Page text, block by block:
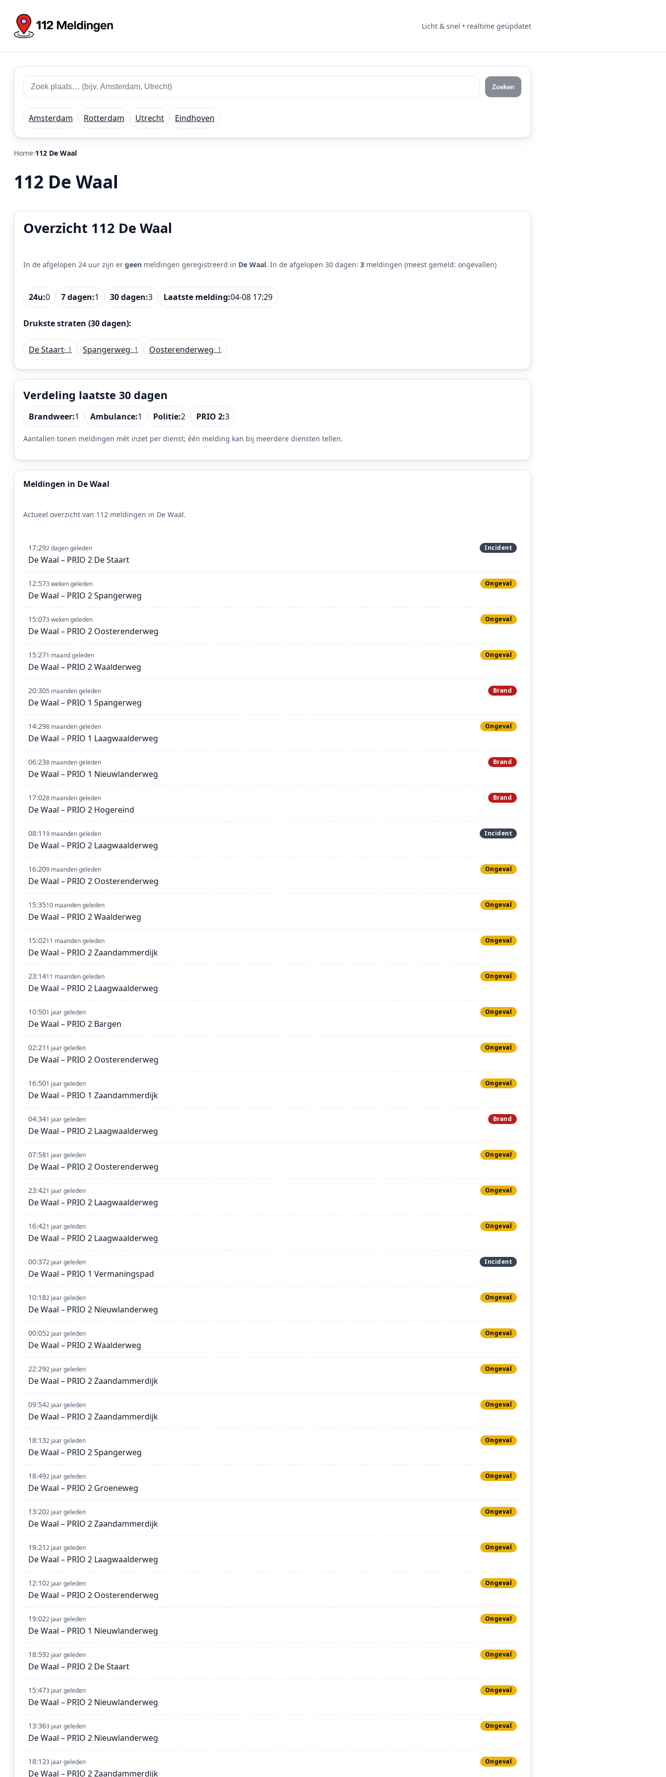
Licht & snel • realtime geüpdatet
Zoek
112
meldingen
Zoek
plaats
regio
Zoeken
Amsterdam Rotterdam Utrecht Eindhoven
Home 112 De Waal
112 De Waal
Overzicht 112 De Waal
In de afgelopen 24 uur zijn er geen meldingen geregistreerd in De Waal. In de afgelopen 30 dagen: 3 meldingen (meest gemeld: ongevallen)
24u:0 7 dagen:1 30 dagen:3 Laatste melding:04-08 17:29
Drukste straten (30 dagen):
De Staart· 1 Spangerweg· 1 Oosterenderweg· 1
Verdeling laatste 30 dagen
Brandweer:1 Ambulance:1 Politie:2 PRIO 2:3
Aantallen tonen meldingen mét inzet per dienst; één melding kan bij meerdere diensten tellen.
Meldingen in De Waal
Actueel overzicht van 112 meldingen in De Waal.
17:292 dagen geleden Incident
De Waal – PRIO 2 De Staart
12:573 weken geleden Ongeval
De Waal – PRIO 2 Spangerweg
15:073 weken geleden Ongeval
De Waal – PRIO 2 Oosterenderweg
15:271 maand geleden Ongeval
De Waal – PRIO 2 Waalderweg
20:305 maanden geleden Brand
De Waal – PRIO 1 Spangerweg
14:298 maanden geleden Ongeval
De Waal – PRIO 1 Laagwaalderweg
06:238 maanden geleden Brand
De Waal – PRIO 1 Nieuwlanderweg
17:028 maanden geleden Brand
De Waal – PRIO 2 Hogereind
08:119 maanden geleden Incident
De Waal – PRIO 2 Laagwaalderweg
16:209 maanden geleden Ongeval
De Waal – PRIO 2 Oosterenderweg
15:3510 maanden geleden Ongeval
De Waal – PRIO 2 Waalderweg
15:0211 maanden geleden Ongeval
De Waal – PRIO 2 Zaandammerdijk
23:1411 maanden geleden Ongeval
De Waal – PRIO 2 Laagwaalderweg
10:501 jaar geleden Ongeval
De Waal – PRIO 2 Bargen
02:21 1 jaar geleden Ongeval
De Waal – PRIO 2 Oosterenderweg
16:501 jaar geleden Ongeval
De Waal – PRIO 1 Zaandammerdijk
04:341 jaar geleden Brand
De Waal – PRIO 2 Laagwaalderweg
07:581 jaar geleden Ongeval
De Waal – PRIO 2 Oosterenderweg
23:421 jaar geleden Ongeval
De Waal – PRIO 2 Laagwaalderweg
16:421 jaar geleden Ongeval
De Waal – PRIO 2 Laagwaalderweg
00:372 jaar geleden Incident
De Waal – PRIO 1 Vermaningspad
10:182 jaar geleden Ongeval
De Waal – PRIO 2 Nieuwlanderweg
00:052 jaar geleden Ongeval
De Waal – PRIO 2 Waalderweg
22:292 jaar geleden Ongeval
De Waal – PRIO 2 Zaandammerdijk
09:542 jaar geleden Ongeval
De Waal – PRIO 2 Zaandammerdijk
18:132 jaar geleden Ongeval
De Waal – PRIO 2 Spangerweg
18:492 jaar geleden Ongeval
De Waal – PRIO 2 Groeneweg
13:202 jaar geleden Ongeval
De Waal – PRIO 2 Zaandammerdijk
19:212 jaar geleden Ongeval
De Waal – PRIO 2 Laagwaalderweg
12:102 jaar geleden Ongeval
De Waal – PRIO 2 Oosterenderweg
19:022 jaar geleden Ongeval
De Waal – PRIO 1 Nieuwlanderweg
18:592 jaar geleden Ongeval
De Waal – PRIO 2 De Staart
15:473 jaar geleden Ongeval
De Waal – PRIO 2 Nieuwlanderweg
13:363 jaar geleden Ongeval
De Waal – PRIO 2 Nieuwlanderweg
18:123 jaar geleden Ongeval
De Waal – PRIO 2 Zaandammerdijk